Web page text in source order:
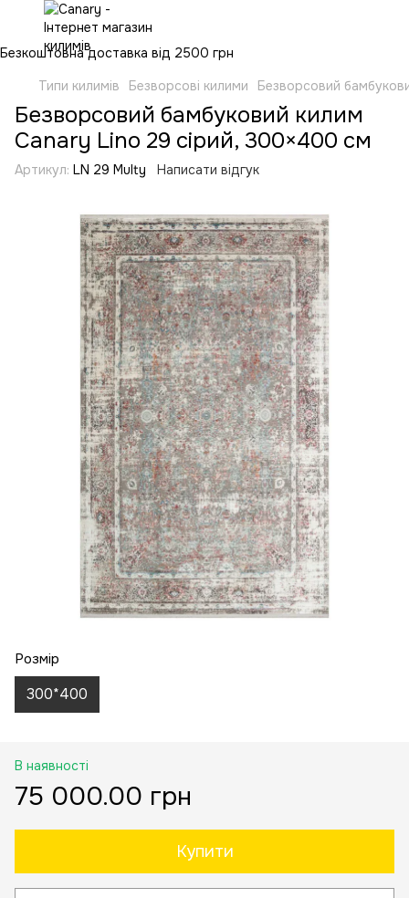
Безкоштовна доставка від 2500 грн
Типи килимів
Безворсові килими Безворсовий
Безворсовий бамбуковий килим
Canary Lino 29 сірий, 300×400 см
Артикул: LN 29 Multy Написати відгук
Розмір
300*400
В наявності
75 000.00 грн
Купити